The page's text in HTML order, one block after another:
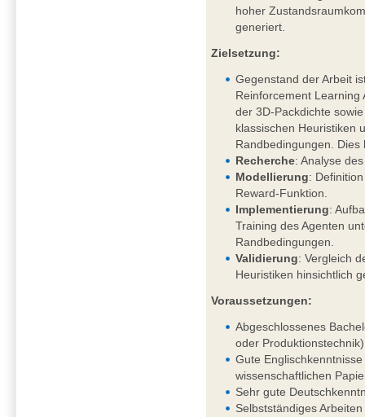
hoher
generiert.
Zielsetzung:
Gegenstand der Arbeit
Reinforcement
der 3D-Packdichte
klassischen Heuristiken
Randbedingungen.
Recherche: Analyse
Modellierung:
Reward-Funktion.
Implementierung:
Training des Agenten
Randbedingungen.
Validierung: Vergleich
Heuristiken hinsichtlich
Voraussetzungen:
Abgeschlossenes
oder Produktionstechnik)
Gute
wissenschaftlichen
Sehr gute
Selbstständiges